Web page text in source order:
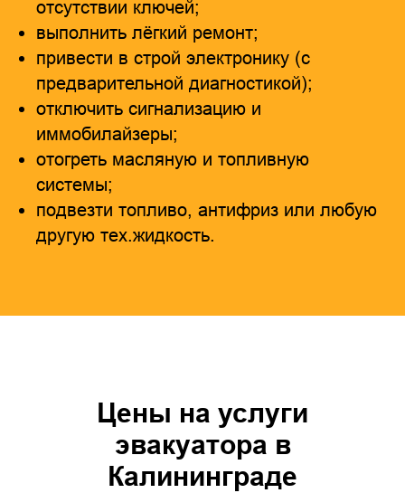
отсутствии ключей;
выполнить лёгкий ремонт;
привести в строй электронику (с
предварительной диагностикой);
отключить сигнализацию и
иммобилайзеры;
отогреть масляную и топливную
системы;
подвезти топливо, антифриз или любую
другую тех.жидкость.
Цены на услуги
эвакуатора в
Калининграде